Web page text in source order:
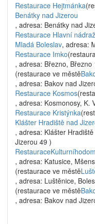
Restaurace Hejtmánka
Benátky nad Jizerou
, adresa: Benátky nad
Restaurace Hlavní
Mladá Boleslav, adresa:
Restaurace Imko
, adresa: Březno, Březno
(restaurace ve městě
, adresa: Bakov nad
Restaurace Kosmos
, adresa: Kosmonosy, K.
Restaurace Kristýnka
Klášter Hradiště nad
, adresa: Klášter
Jizerou 49 )
, adresa: Katusice,
(restaurace ve městě
, adresa: Luštěnice,
(restaurace ve městě
, adresa: Bakov nad